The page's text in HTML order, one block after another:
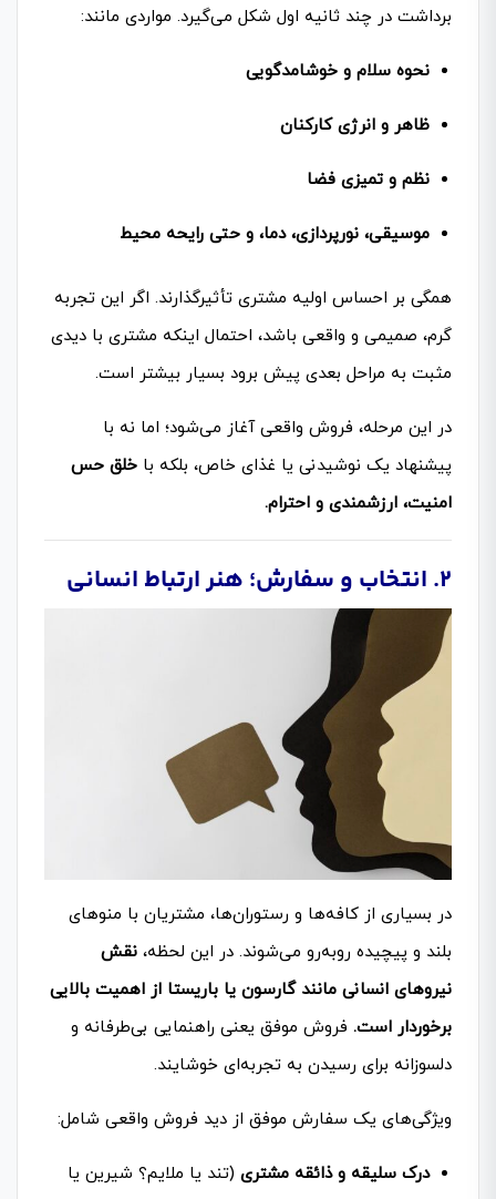
برداشت در چند ثانیه اول شکل می‌گیرد. مواردی مانند:
نحوه سلام و خوشامدگویی
ظاهر و انرژی کارکنان
نظم و تمیزی فضا
موسیقی، نورپردازی، دما، و حتی رایحه محیط
همگی بر احساس اولیه مشتری تأثیرگذارند. اگر این تجربه
گرم، صمیمی و واقعی باشد، احتمال اینکه مشتری با دیدی
مثبت به مراحل بعدی پیش برود بسیار بیشتر است.
در این مرحله، فروش واقعی آغاز می‌شود؛ اما نه با
پیشنهاد یک نوشیدنی یا غذای خاص، بلکه با خلق حس
امنیت، ارزشمندی و احترام.
۲. انتخاب و سفارش؛ هنر ارتباط انسانی
در بسیاری از کافه‌ها و رستوران‌ها، مشتریان با منوهای
بلند و پیچیده روبه‌رو می‌شوند. در این لحظه، نقش
نیروهای انسانی مانند گارسون یا باریستا از اهمیت بالایی
برخوردار است. فروش موفق یعنی راهنمایی بی‌طرفانه و
دلسوزانه برای رسیدن به تجربه‌ای خوشایند.
ویژگی‌های یک سفارش موفق از دید فروش واقعی شامل:
درک سلیقه و ذائقه مشتری (تند یا ملایم؟ شیرین یا